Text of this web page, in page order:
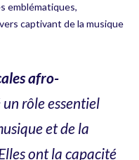
emblématiques,
captivant de la musique
afro-
rôle essentiel
et de la
ont la capacité